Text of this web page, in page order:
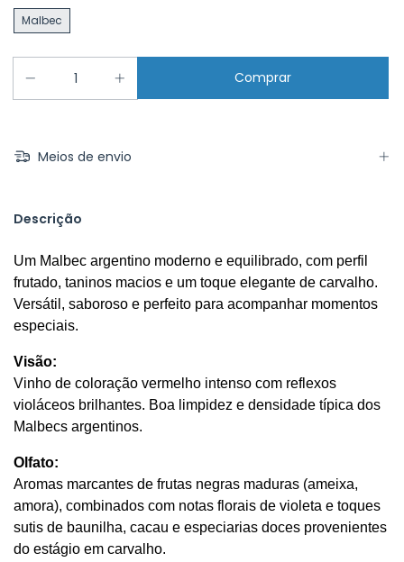
Malbec
Meios de envio
Descrição
Um Malbec argentino moderno e equilibrado, com perfil
frutado, taninos macios e um toque elegante de carvalho.
Versátil, saboroso e perfeito para acompanhar momentos
especiais.
Visão:
Vinho de coloração vermelho intenso com reflexos
violáceos brilhantes. Boa limpidez e densidade típica dos
Malbecs argentinos.
Olfato:
Aromas marcantes de frutas negras maduras (ameixa,
amora), combinados com notas florais de violeta e toques
sutis de baunilha, cacau e especiarias doces provenientes
do estágio em carvalho.